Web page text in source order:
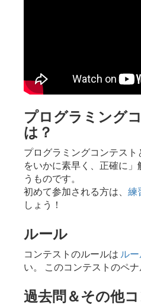
プログラミング
は？
プログラミングコンテス
をいかに素早く、正確に
うものです。
初めて参加される方は、 練
しょう！
ルール
コンテストのルールは ル
い。 このコンテストのペ
過去問＆その他